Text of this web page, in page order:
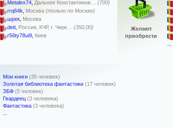
Metalex74, Дальнее Константинов… (700)
rrq64k, Москва (только по Москве)
шрек, Москва
deti, Россия, КЧР, г. Черк… (350,00)
r56ty78ui9, Киев
Желают
приобрести
Мои книги (35 человек)
Золотая библиотека фантастики (17 человек)
ЗБФ (5 человек)
Гвардеец (3 человека)
Фантастика (3 человека)